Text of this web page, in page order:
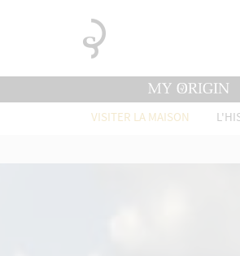
VISITER LA MAISON